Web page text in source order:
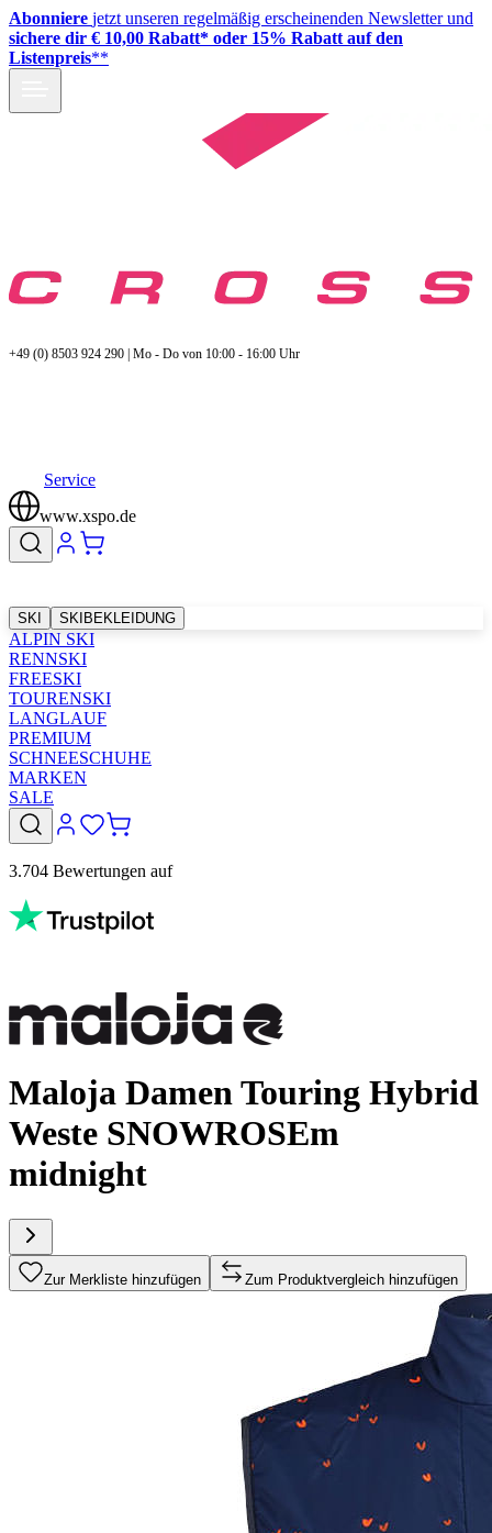
Abonniere jetzt unseren regelmäßig erscheinenden Newsletter und
sichere dir € 10,00 Rabatt* oder 15% Rabatt auf den
Listenpreis**
+49 (0) 8503 924 290 | Mo - Do von 10:00 - 16:00 Uhr
Service
www.xspo.de
SKI SKIBEKLEIDUNG
ALPIN SKI
RENNSKI
FREESKI
TOURENSKI
LANGLAUF
PREMIUM
SCHNEESCHUHE
MARKEN
SALE
3.704 Bewertungen auf
Maloja Damen Touring Hybrid
Weste SNOWROSEm
midnight
Zur Merkliste hinzufügen Zum Produktvergleich hinzufügen